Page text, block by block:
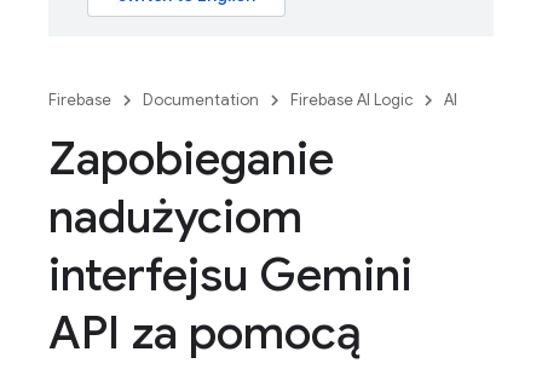
Firebase Documentation Firebase AI Logic AI
Zapobieganie
nadużyciom
interfejsu Gemini
API za pomocą